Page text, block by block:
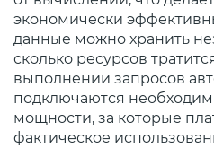
экономически
данные можно хранить
сколько ресурсов
выполнении запросов
подключаются
мощности, за которые
фактическое